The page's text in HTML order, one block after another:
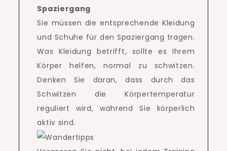
Spaziergang
Sie müssen die entsprechende Kleidung
und Schuhe für den Spaziergang tragen.
Was Kleidung betrifft, sollte es Ihrem
Körper helfen, normal zu schwitzen.
Denken Sie daran, dass durch das
Schwitzen die Körpertemperatur
reguliert wird, während Sie körperlich
aktiv sind.